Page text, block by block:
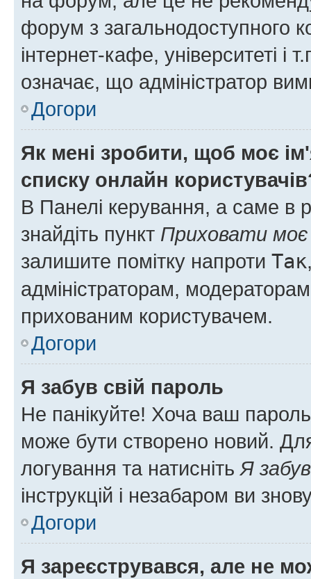
форум з загальнодоступного
інтернет-кафе, університеті і
означає, що адміністратор
Догори
Як мені зробити, щоб моє
списку онлайн
В Панелі керування, а саме в
знайдіть пункт Приховати моє
залишите помітку напроти Так
адміністраторам,
прихованим користувачем.
Догори
Я забув свій пароль
Не панікуйте! Хоча ваш
може бути створено новий.
логування та натисніть Я
інструкцій і незабаром ви
Догори
Я зареєструвався, але не